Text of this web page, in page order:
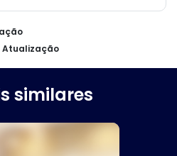
Atualização
similares